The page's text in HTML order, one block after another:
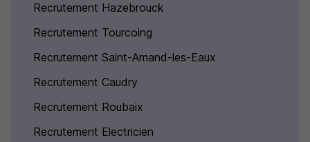
Recrutement Hazebrouck
Recrutement Tourcoing
Recrutement Saint-Amand-les-Eaux
Recrutement Caudry
Recrutement Roubaix
Recrutement Electricien